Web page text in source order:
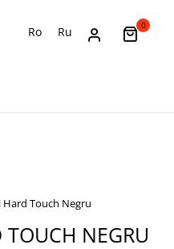
Ro Ru 0
Touch Negru
NEGRU